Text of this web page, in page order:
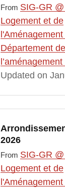
From SIG-GR
Logement et de
Département de
Updated on
2026
From SIG-GR
Logement et de